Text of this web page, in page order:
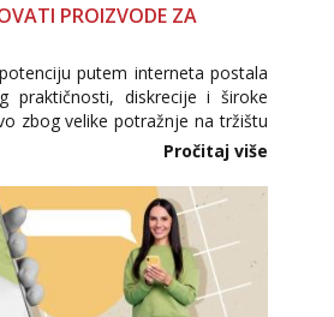
PROIZVODE ZA
putem interneta postala
praktičnosti, diskrecije i široke
zbog velike potražnje na tržištu
proizvodi, nepouzdane
nepoznatog podrijetla. ...
Pročitaj više